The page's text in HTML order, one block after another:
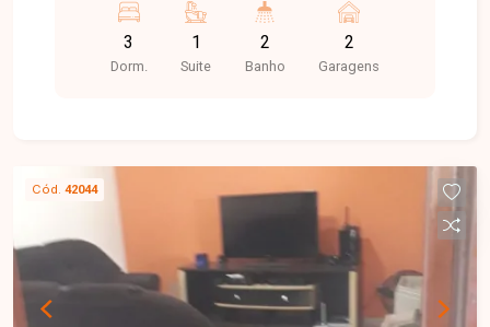
3
Dorm.
1
Suite
2
Banho
2
Garagens
Cód. 42044